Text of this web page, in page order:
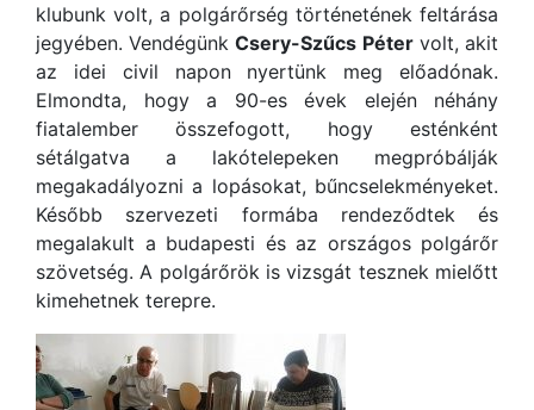
klubunk volt, a polgárőrség történetének feltárása
jegyében. VendégünkCsery-Szűcs Pétervolt, akit
az idei civil napon nyertünk meg előadónak.
Elmondta, hogy a 90-es évek elején néhány
fiatalember összefogott, hogy esténként
sétálgatva a lakótelepeken megpróbálják
megakadályozni a lopásokat, bűncselekményeket.
Később szervezeti formába rendeződtek és
megalakult a budapesti és az országos polgárőr
szövetség. A polgárőrök is vizsgát tesznek mielőtt
kimehetnek terepre.